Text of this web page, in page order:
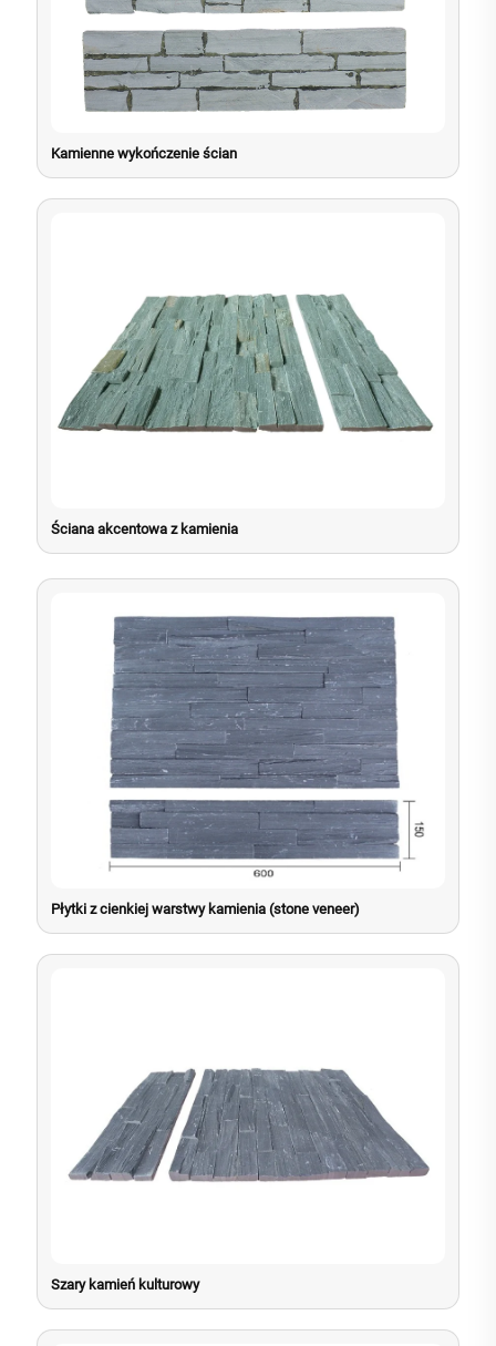
Kamienne wykończenie ścian
Ściana akcentowa z kamienia
Płytki z cienkiej warstwy kamienia (stone veneer)
Szary kamień kulturowy